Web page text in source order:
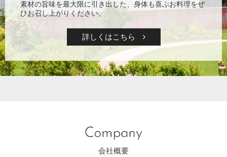
素材の旨味を最大限に引き出した、身体も喜ぶお料理をぜ
ひお召し上がりください。
詳しくはこちら
会社概要